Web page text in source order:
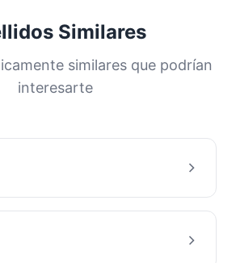
Similares
similares que podrían
interesarte